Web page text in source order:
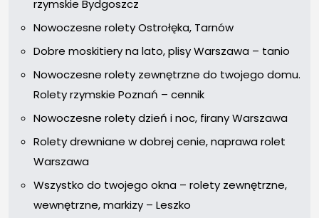
rzymskie Bydgoszcz
Nowoczesne rolety Ostrołęka, Tarnów
Dobre moskitiery na lato, plisy Warszawa – tanio
Nowoczesne rolety zewnętrzne do twojego domu.
Rolety rzymskie Poznań – cennik
Nowoczesne rolety dzień i noc, firany Warszawa
Rolety drewniane w dobrej cenie, naprawa rolet
Warszawa
Wszystko do twojego okna – rolety zewnętrzne,
wewnętrzne, markizy – Leszko